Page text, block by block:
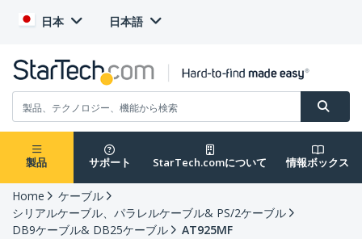
日本 日本語
製品 サポート StarTech.comについて 情報ボックス
Home
ケーブル
シリアルケーブル、パラレルケーブル& PS/2ケーブル
DB9ケーブル& DB25ケーブル
AT925MF